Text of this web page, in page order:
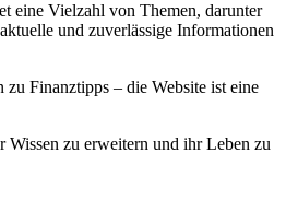
eine Vielzahl von Themen, darunter
und zuverlässige Informationen
Finanztipps – die Website ist eine
zu erweitern und ihr Leben zu